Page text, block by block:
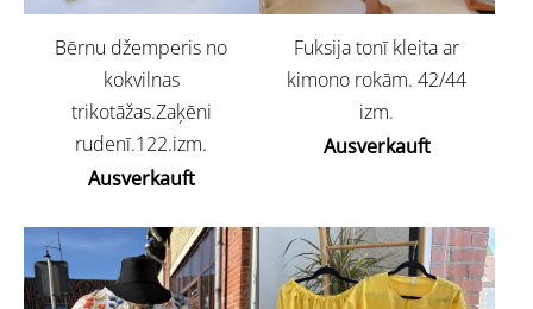
Bērnu džemperis no
kokvilnas
trikotāžas.Zaķēni
rudenī.122.izm.
Ausverkauft
Fuksija tonī kleita ar
kimono rokām. 42/44
izm.
Ausverkauft